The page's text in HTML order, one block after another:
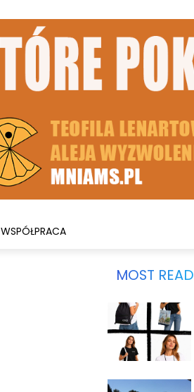
WSPÓŁPRACA
MOST READ